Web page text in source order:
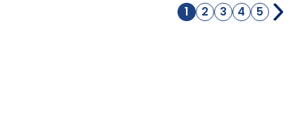
Pagina
Attualmente
1 Pagina
2 Pagina
3 Pagina
4 Pagina
5